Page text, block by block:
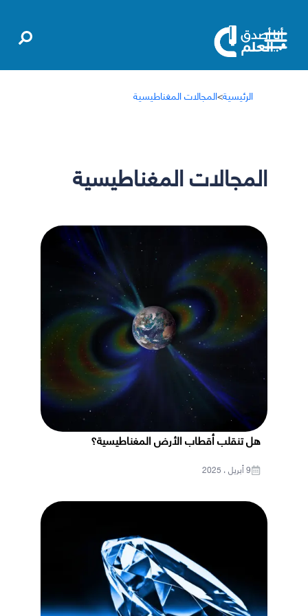
الرئيسية>المجالات المغناطيسية
المجالات المغناطيسية
هل تنقلب أقطاب الأرض المغناطيسية؟
9 أبريل ، 2025